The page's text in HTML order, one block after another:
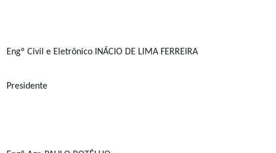
Engº Civil e Eletrônico INÁCIO DE LIMA FERREIRA
Presidente